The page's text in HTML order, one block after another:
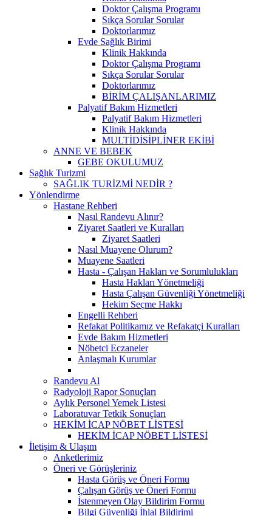
Doktor Çalışma Programı
Sıkça Sorular Sorular
Doktorlarımız
Evde Sağlık Birimi
Klinik Hakkında
Doktor Çalışma Programı
Sıkça Sorular Sorular
Doktorlarımız
BİRİM ÇALIŞANLARIMIZ
Palyatif Bakım Hizmetleri
Palyatif Bakım Hizmetleri
Klinik Hakkında
MULTİDİSİPLİNER EKİBİ
ANNE VE BEBEK
GEBE OKULUMUZ
Sağlık Turizmi
SAĞLIK TURİZMİ NEDİR ?
Yönlendirme
Hastane Rehberi
Nasıl Randevu Alınır?
Ziyaret Saatleri ve Kuralları
Ziyaret Saatleri
Nasıl Muayene Olurum?
Muayene Saatleri
Hasta - Çalışan Hakları ve Sorumlulukları
Hasta Hakları Yönetmeliği
Hasta Çalışan Güvenliği Yönetmeliği
Hekim Seçme Hakkı
Engelli Rehberi
Refakat Politikamız ve Refakatçi Kuralları
Evde Bakım Hizmetleri
Nöbetci Eczaneler
Anlaşmalı Kurumlar
Randevu Al
Radyoloji Rapor Sonuçları
Aylık Personel Yemek Listesi
Laboratuvar Tetkik Sonuçları
HEKİM İCAP NÖBET LİSTESİ
HEKİM İCAP NÖBET LİSTESİ
İletişim & Ulaşım
Anketlerimiz
Öneri ve Görüşleriniz
Hasta Görüş ve Öneri Formu
Çalışan Görüş ve Öneri Formu
İstenmeyen Olay Bildirim Formu
Bilgi Güvenliği İhlal Bildirimi